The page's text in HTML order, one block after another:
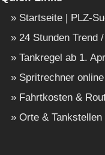
Startseite | PLZ-
24 Stunden Trend
Tankregel ab 1.
Spritrechner online
Fahrtkosten &
Orte & Tankstellen